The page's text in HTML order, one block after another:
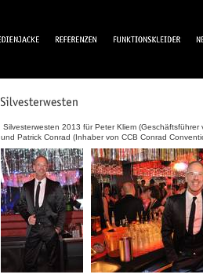
Silvesterwesten 2013 für Peter Kliem (Geschäftsführer
und Patrick Conrad (Inhaber von CCB Conrad